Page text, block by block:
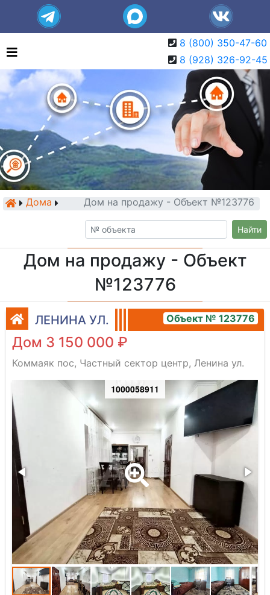
8 (800) 350-47-60
8 (928) 326-92-45
Дома Дом на продажу - Объект №123776
Найти
Дом на продажу - Объект
№123776
ЛЕНИНА УЛ. Объект № 123776
Дом 3 150 000 ₽
Коммаяк пос, Частный сектор центр, Ленина ул.
1000058911